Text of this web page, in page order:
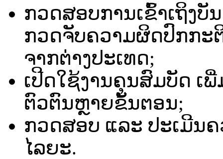
ກວດ​ສອບ​ການ​ເຂົ້າ​ເຖິງ​ບັ
ກວດ​ຈັບ​ຄວາມ​ຜິດ​ປົກກະ
ຈາກ​ຕ່າງ​ປະເທດ​;
ເປີດ​ໃຊ້​ງານຄຸນສົມບັດ ເ
ຕົວ​ຕົນ​ຫຼາຍ​ຂັ້ນ​ຕອນ​;
ກວດ​ສອບ​ ແລະ ​ປະ​ເມີນ​
ໄລຍະ.